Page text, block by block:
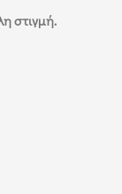
στιγμή.